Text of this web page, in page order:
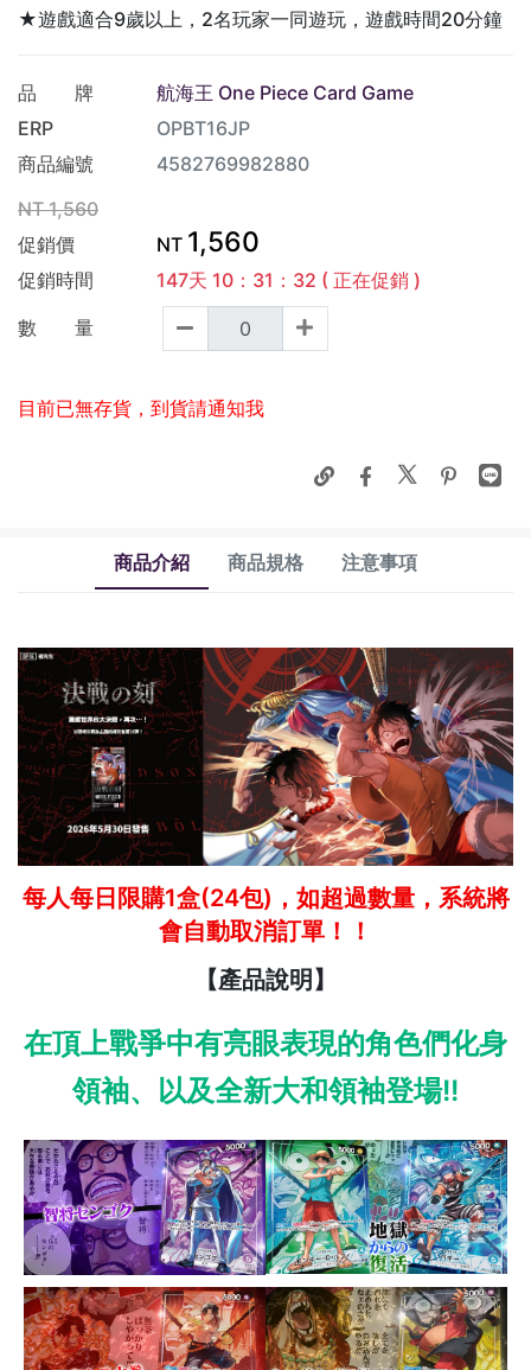
★遊戲適合9歲以上，2名玩家一同遊玩，遊戲時間20分鐘
品 牌
航海王 One Piece Card Game
ERP
OPBT16JP
商品編號
4582769982880
NT1,560
促銷價
NT 1,560
促銷時間 147天 10 ： 31 ： 31( 正在促銷 )
數 量
目前已無存貨，到貨請通知我
商品介紹 商品規格 注意事項
每人每日限購1盒(24包)，如超過數量，系統將
會自動取消訂單！！
【產品說明】
在頂上戰爭中有亮眼表現的角色們化身
領袖、以及全新大和領袖登場!!